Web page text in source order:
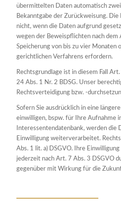
übermittelten Daten automatisch
Bekanntgabe der Zurückweisung.
nicht, wenn die Daten aufgrund
wegen der Beweispflichten nach dem
Speicherung von bis zu vier Monaten
gerichtlichen Verfahrens erfordern.
Rechtsgrundlage ist in diesem Fall
24 Abs. 1 Nr. 2 BDSG. Unser
Rechtsverteidigung bzw. -
Sofern Sie ausdrücklich in eine
einwilligen, bspw. für Ihre Aufnahme
Interessentendatenbank, werden die
Einwilligung weiterverarbeitet.
Abs. 1 lit. a) DSGVO. Ihre
jederzeit nach Art. 7 Abs. 3 DSGVO
gegenüber mit Wirkung für die